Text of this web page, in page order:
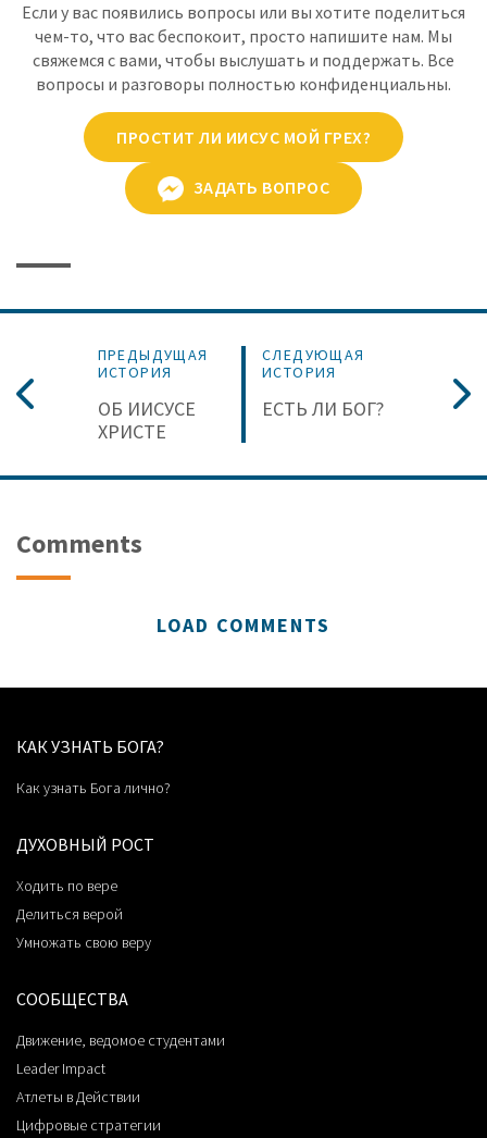
Если у вас появились вопросы или вы хотите поделиться
чем-то, что вас беспокоит, просто напишите нам. Мы
свяжемся с вами, чтобы выслушать и поддержать. Все
вопросы и разговоры полностью конфиденциальны.
ПРОСТИТ ЛИ ИИСУС МОЙ ГРЕХ?
ЗАДАТЬ ВОПРОС
ПРЕДЫДУЩАЯ
ИСТОРИЯ
ОБ ИИСУСЕ
ХРИСТЕ
СЛЕДУЮЩАЯ
ИСТОРИЯ
ЕСТЬ ЛИ БОГ?
Comments
LOAD COMMENTS
КАК УЗНАТЬ БОГА?
Как узнать Бога лично?
ДУХОВНЫЙ РОСТ
Ходить по вере
Делиться верой
Умножать свою веру
СООБЩЕСТВА
Движение, ведомое студентами
Leader Impact
Атлеты в Действии
Цифровые стратегии